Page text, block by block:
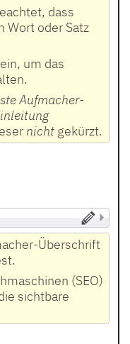
dass
Wort oder Satz
um das
Aufmacher-
nicht gekürzt.
Überschrift
(SEO)
sichtbare